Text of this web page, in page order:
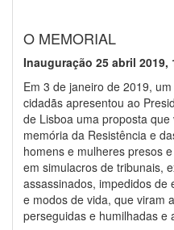
O MEMORIAL
Inauguração 25 abril 2019,
Em 3 de janeiro de 2019,
cidadãs apresentou ao
de Lisboa uma proposta
memória da Resistência e
homens e mulheres presos
em simulacros de tribunais,
assassinados, impedidos de
e modos de vida, que viram
perseguidas e humilhadas e